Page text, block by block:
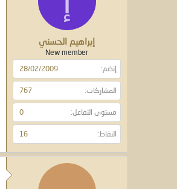
إبراهيم الحسني
New member
إنضم
28/02/2009
المشاركات 767
مستوى التفاعل 0
النقاط 16